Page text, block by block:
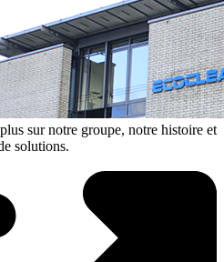
sur notre groupe, notre histoire et
solutions.